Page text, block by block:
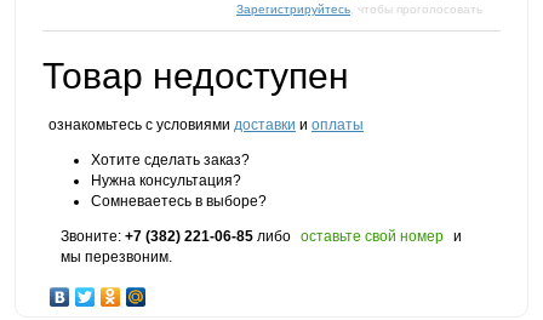
Зарегистрируйтесь , чтобы проголосовать
Товар недоступен
ознакомьтесь с условиями доставки и оплаты
Хотите сделать заказ?
Нужна консультация?
Сомневаетесь в выборе?
Звоните: +7 (382) 221-06-85 либо оставьте свой номер и
мы перезвоним.